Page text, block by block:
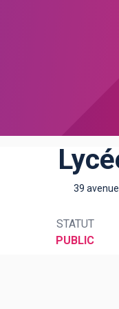
39
STATUT
PUBLIC